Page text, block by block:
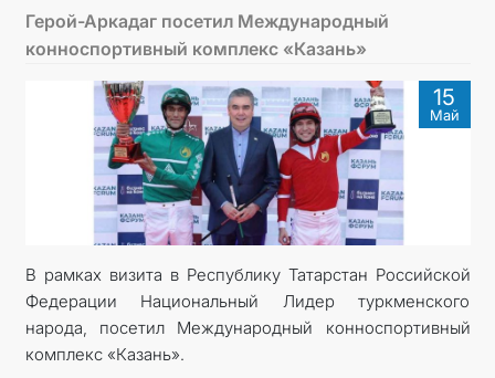
КОНСУЛЬСКИЕ УСЛУГИ
МИД
ЗАПИСЬ НА ПРИЕМ
КОНТАКТНЫЕ ДАННЫЕ
Герой-Аркадаг посетил Международный
конноспортивный комплекс «Казань»
15
Май
В рамках визита в Республику Татарстан Российской
Федерации Национальный Лидер туркменского
народа, посетил Международный конноспортивный
комплекс «Казань».